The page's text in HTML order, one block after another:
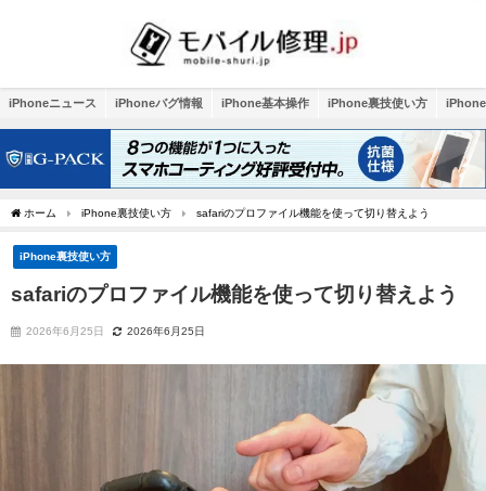
iPhoneニュース iPhoneバグ情報 iPhone基本操作 iPhone裏技使い方
ホーム iPhone裏技使い方 safariのプロファイル機能を使って切り替えよう
iPhone裏技使い方
safariのプロファイル機能を使って切り替えよう
2026年6月25日 2026年6月25日